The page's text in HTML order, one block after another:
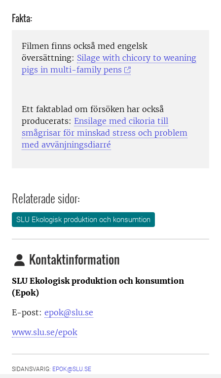
Fakta:
Filmen finns också med engelsk
översättning: Silage with chicory to weaning
pigs in multi-family pens
Ett faktablad om försöken har också
producerats: Ensilage med cikoria till
smågrisar för minskad stress och problem
med avvänjningsdiarré
Relaterade sidor:
SLU Ekologisk produktion och konsumtion
Kontaktinformation
SLU Ekologisk produktion och konsumtion
(Epok)
E-post: epok@slu.se
www.slu.se/epok
SIDANSVARIG: EPOK@SLU.SE